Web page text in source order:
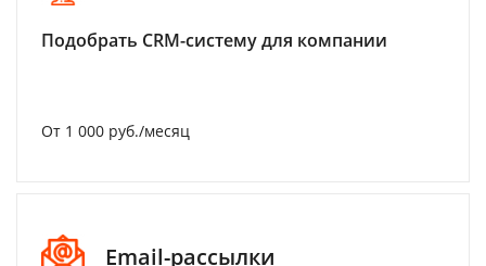
Подобрать CRM-систему для компании
От 1 000 руб./месяц
Email-рассылки